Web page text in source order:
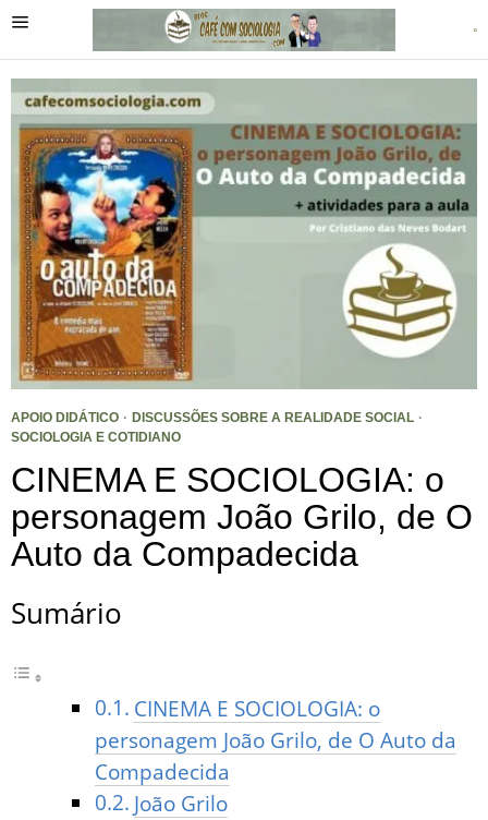
APOIO DIDÁTICO · DISCUSSÕES SOBRE A REALIDADE SOCIAL ·
SOCIOLOGIA E COTIDIANO
CINEMA E SOCIOLOGIA: o
personagem João Grilo, de O
Auto da Compadecida
Sumário
CINEMA E SOCIOLOGIA: o
personagem João Grilo, de O Auto da
Compadecida
João Grilo